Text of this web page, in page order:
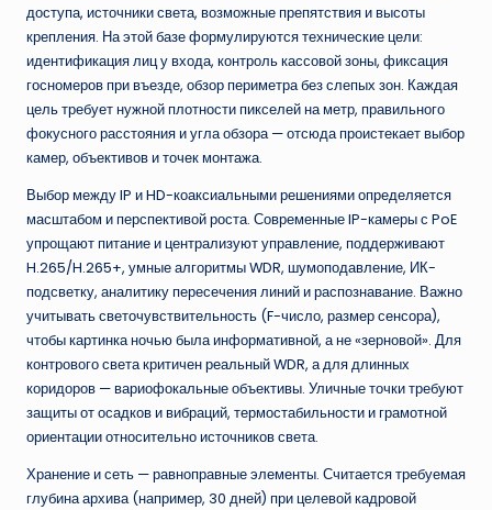
доступа, источники света, возможные препятствия и высоты
крепления. На этой базе формулируются технические цели:
идентификация лиц у входа, контроль кассовой зоны, фиксация
госномеров при въезде, обзор периметра без слепых зон. Каждая
цель требует нужной плотности пикселей на метр, правильного
фокусного расстояния и угла обзора — отсюда проистекает выбор
камер, объективов и точек монтажа.
Выбор между IP и HD-коаксиальными решениями определяется
масштабом и перспективой роста. Современные IP-камеры с PoE
упрощают питание и централизуют управление, поддерживают
H.265/H.265+, умные алгоритмы WDR, шумоподавление, ИК-
подсветку, аналитику пересечения линий и распознавание. Важно
учитывать светочувствительность (F-число, размер сенсора),
чтобы картинка ночью была информативной, а не «зерновой». Для
контрового света критичен реальный WDR, а для длинных
коридоров — вариофокальные объективы. Уличные точки требуют
защиты от осадков и вибраций, термостабильности и грамотной
ориентации относительно источников света.
Хранение и сеть — равноправные элементы. Считается требуемая
глубина архива (например, 30 дней) при целевой кадровой